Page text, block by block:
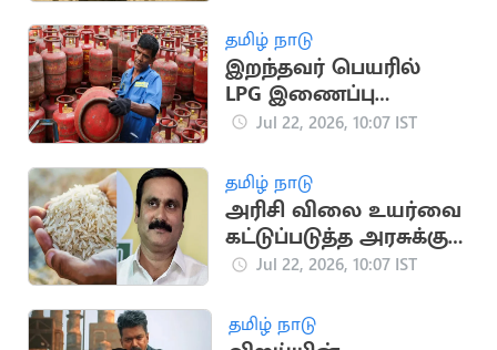
தமிழ் நாடு
இறந்தவர் பெயரில்
LPG இணைப்பு
இருந்தால் சிலிண்டர்
Jul 22, 2026, 10:07 IST
தமிழ் நாடு
அரிசி விலை உயர்வை
கட்டுப்படுத்த அரசுக்கு
அன்புமணி ராமதாஸ்
Jul 22, 2026, 10:07 IST
தமிழ் நாடு